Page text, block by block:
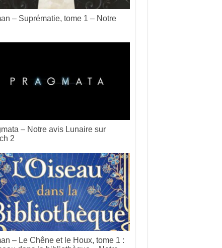
– Suprématie, tome 1 – Notre
– Notre avis Lunaire sur
2
– Le Chêne et le Houx, tome 1 :